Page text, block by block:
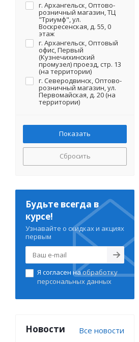
г. Архангельск, Оптово-
розничный магазин, ТЦ
"Триумф", ул.
Воскресенская, д. 55, 0
этаж
г. Архангельск, Оптовый
офис, Первый
(Кузнечихинский
промузел) проезд, стр. 13
(на территории)
г. Северодвинск, Оптово-
розничный магазин, ул.
Первомайская, д. 20 (на
территории)
Сбросить
Будьте всегда в
курсе!
Узнавайте о скидках и акциях
первым
Я согласен наобработку
персональных данных
Новости Все новости